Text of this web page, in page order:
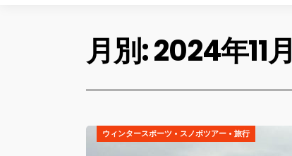
月別: 2024年11月
ウィンタースポーツ • スノボツアー • 旅行